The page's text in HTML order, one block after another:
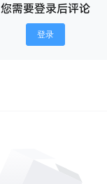
您需要登录后评论
登录